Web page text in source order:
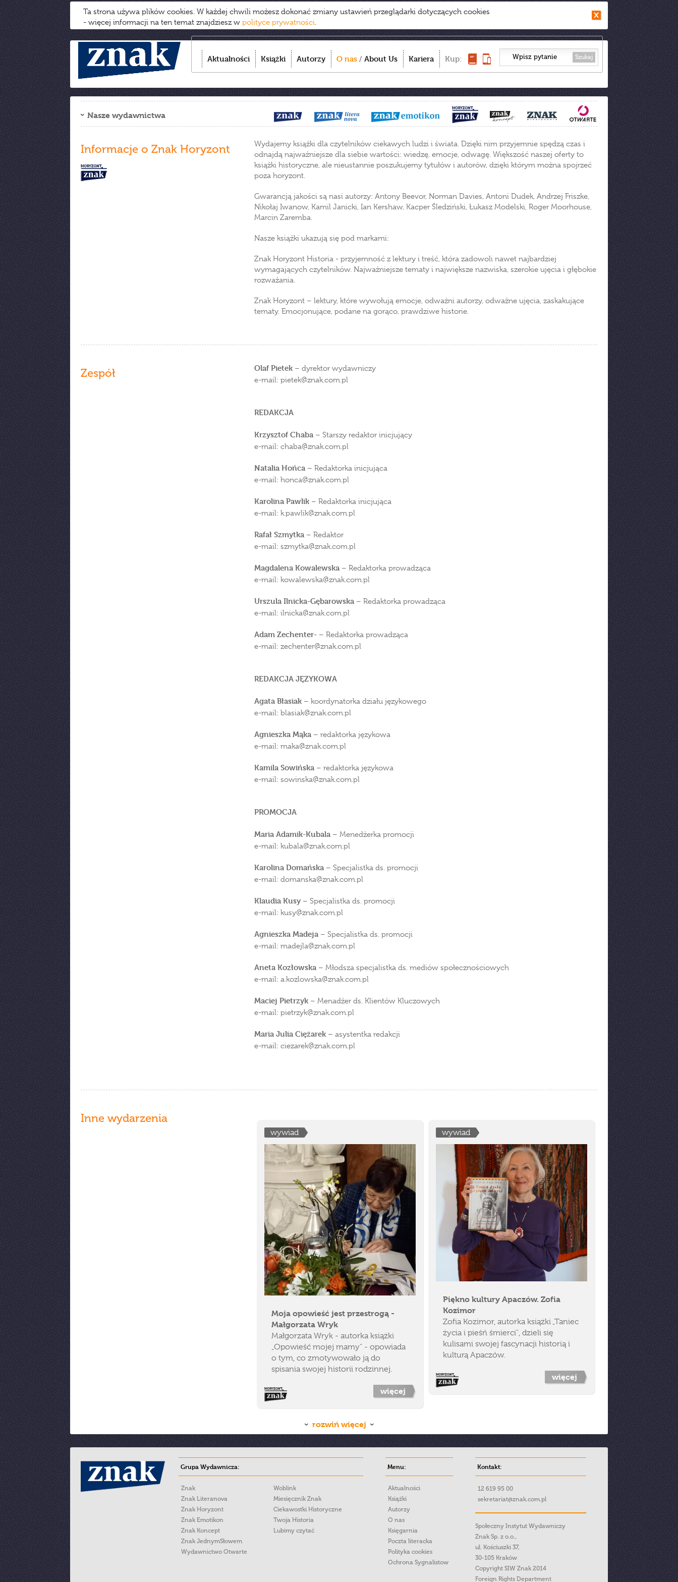
Ta strona używa plików cookies. W każdej chwili możesz dokonać zmiany ustawień przeglądarki dotyczących cookies
- więcej informacji na ten temat znajdziesz w polityce prywatności.
Aktualności Książki Autorzy O nas / About Us Kariera Kup: Szukaj
Nasze wydawnictwa
Informacje o Znak Horyzont
Wydajemy książki dla czytelników ciekawych ludzi i świata. Dzięki nim przyjemnie spędzą czas i
odnajdą najważniejsze dla siebie wartości: wiedzę, emocje, odwagę. Większość naszej oferty to
książki historyczne, ale nieustannie poszukujemy tytułów i autorów, dzięki którym można spojrzeć
poza horyzont.
Gwarancją jakości są nasi autorzy: Antony Beevor, Norman Davies, Antoni Dudek, Andrzej Friszke,
Nikołaj Iwanow, Kamil Janicki, Ian Kershaw, Kacper Śledziński, Łukasz Modelski, Roger Moorhouse,
Marcin Zaremba.
Nasze książki ukazują się pod markami:
Znak Horyzont Historia - przyjemność z lektury i treść, która zadowoli nawet najbardziej
wymagających czytelników. Najważniejsze tematy i największe nazwiska, szerokie ujęcia i głębokie
rozważania.
Znak Horyzont – lektury, które wywołują emocje, odważni autorzy, odważne ujęcia, zaskakujące
tematy. Emocjonujące, podane na gorąco, prawdziwe historie.
Zespół Olaf Pietek – dyrektor wydawniczy
e-mail: pietek
znak.com.pl
REDAKCJA
Krzysztof Chaba – Starszy redaktor inicjujący
e-mail: chaba
znak.com.pl
Natalia Hońca – Redaktorka inicjująca
e-mail: honca
znak.com.pl
Karolina Pawlik – Redaktorka inicjująca
e-mail: k.pawlik
znak.com.pl
Rafał Szmytka – Redaktor
e-mail: szmytka
znak.com.pl
Magdalena Kowalewska – Redaktorka prowadząca
e-mail: kowalewska
znak.com.pl
Urszula Ilnicka-Gębarowska – Redaktorka prowadząca
e-mail: ilnicka
znak.com.pl
Adam Zechenter- – Redaktorka prowadząca
e-mail: zechenter
znak.com.pl
REDAKCJA JĘZYKOWA
Agata Błasiak – koordynatorka działu językowego
e-mail: blasiak
znak.com.pl
Agnieszka Mąka – redaktorka językowa
e-mail: maka
znak.com.pl
Kamila Sowińska – redaktorka językowa
e-mail: sowinska
znak.com.pl
PROMOCJA
Maria Adamik-Kubala – Menedżerka promocji
e-mail: kubala
znak.com.pl
Karolina Domańska – Specjalistka ds. promocji
e-mail: domanska
znak.com.pl
Klaudia Kusy – Specjalistka ds. promocji
e-mail: kusy
znak.com.pl
Agnieszka Madeja – Specjalistka ds. promocji
e-mail: madejla
znak.com.pl
Aneta Kozłowska – Młodsza specjalistka ds. mediów społecznościowych
e-mail: a.kozlowska
znak.com.pl
Maciej Pietrzyk – Menadżer ds. Klientów Kluczowych
e-mail: pietrzyk
znak.com.pl
Maria Julia Ciężarek – asystentka redakcji
e-mail: ciezarek
znak.com.pl
Inne wydarzenia
wywiad
Moja opowieść jest przestrogą -
Małgorzata Wryk
Małgorzata Wryk - autorka książki
„Opowieść mojej mamy" - opowiada
o tym, co zmotywowało ją do
spisania swojej historii rodzinnej.
więcej
wywiad
Piękno kultury Apaczów. Zofia
Kozimor
Zofia Kozimor, autorka książki „Taniec
życia i pieśń śmierci", dzieli się
kulisami swojej fascynacji historią i
kulturą Apaczów.
więcej
rozwiń więcej
Grupa Wydawnicza:
Znak
Znak Literanova
Znak Horyzont
Znak Emotikon
Znak Koncept
Znak JednymSłowem
Wydawnictwo Otwarte
Woblink
Miesięcznik Znak
Ciekawostki Historyczne
Twoja Historia
Lubimy czytać
Menu:
Aktualności
Książki
Autorzy
O nas
Księgarnia
Poczta literacka
Polityka cookies
Ochrona Sygnalistow
Kontakt:
12 619 95 00
sekretariat@znak.com.pl
Społeczny Instytut Wydawniczy
Znak Sp. z o.o.,
ul. Kościuszki 37,
30-105 Kraków
Copyright SIW Znak 2014
Foreign Rights Department